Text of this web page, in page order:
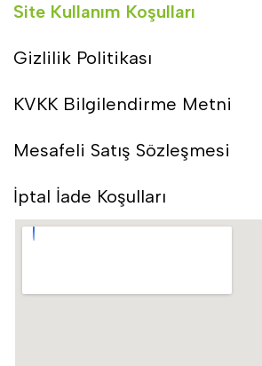
Site Kullanım Koşulları
Gizlilik Politikası
KVKK Bilgilendirme Metni
Mesafeli Satış Sözleşmesi
İptal İade Koşulları